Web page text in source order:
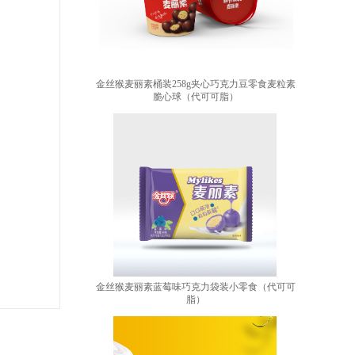
金丝猴麦丽素桶装258g夹心巧克力豆零食麦粒素
脆心球（代可可脂）
金丝猴麦丽素蓝莓味巧克力袋装小零食（代可可
脂）